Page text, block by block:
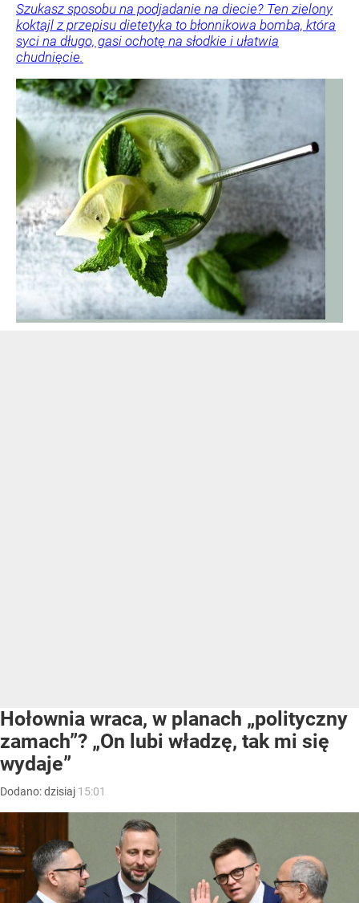
Szukasz sposobu na podjadanie na diecie? Ten zielony
koktajl z przepisu dietetyka to błonnikowa bomba, która
syci na długo, gasi ochotę na słodkie i ułatwia
chudnięcie.
Hołownia wraca, w planach „polityczny
zamach”? „On lubi władzę, tak mi się
wydaje”
Dodano:dzisiaj 15:01